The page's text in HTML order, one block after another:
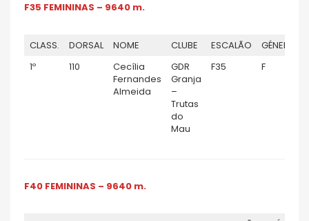
F35 FEMININAS – 9640 m.
CLASS. DORSAL NOME CLUBE ESCALÃO GÉNERO
1º
110
Cecília
Fernandes
Almeida
GDR
Granja
–
Trutas
do
Mau
F35 F
F40 FEMININAS – 9640 m.